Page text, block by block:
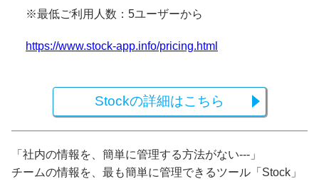
※最低ご利用人数：5ユーザーから
https://www.stock-app.info/pricing.html
Stockの詳細はこちら
「社内の情報を、簡単に管理する方法がない---」
チームの情報を、最も簡単に管理できるツール「Stock」